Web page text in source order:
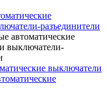
разъединители
автоматические
выключатели-
выключатели